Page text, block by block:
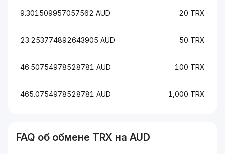
9.301509957057562 AUD 20 TRX
23.253774892643905 AUD 50 TRX
46.50754978528781 AUD 100 TRX
465.0754978528781 AUD 1,000 TRX
FAQ об обмене TRX на AUD